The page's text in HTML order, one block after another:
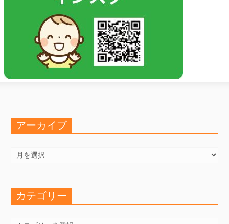
アーカイブ
カ
カテゴリー